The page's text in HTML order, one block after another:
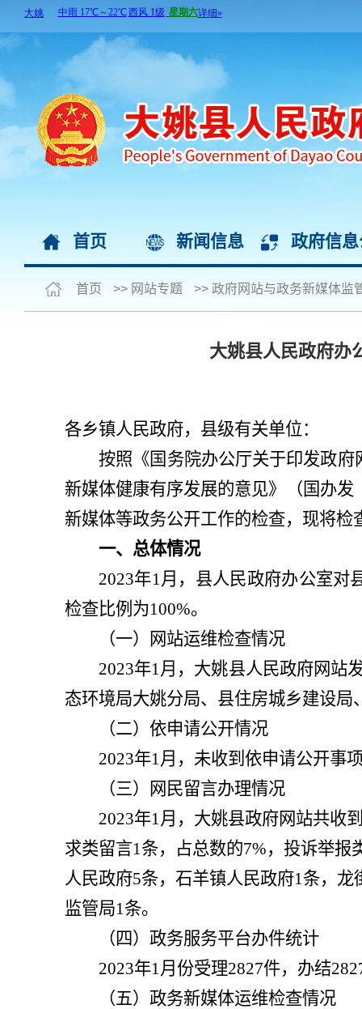
首页 新闻信息 政府信
首页 >> 网站专题 >> 政府网站与政务新媒体监
大姚县人民政府办
各乡镇人民政府，县级有关单位：
按照《国务院办公厅关于印发政
新媒体健康有序发展的意见》（国办发
新媒体等政务公开工作的检查，现将检
一、总体情况
2023年1月，县人民政府办公室对
检查比例为100%。
（一）网站运维检查情况
2023年1月，大姚县人民政府网站
态环境局大姚分局、县住房城乡建设局
（二）依申请公开情况
2023年1月， 未收到依申请公开事
（三）网民留言办理情况
2023年1月，大姚县政府网站共收
求类留言1条，占总数的7%，投诉举报
人民政府5条，石羊镇人民政府1条，龙
监管局1条。
（四）政务服务平台办件统计
2023年1月份受理2827件，办结
（五）政务新媒体运维检查情况